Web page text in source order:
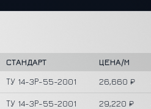
СТАНДАРТ ЦЕНА/М
ТУ 14-3Р-55-2001 26,660 ₽
ТУ 14-3Р-55-2001 29,220 ₽